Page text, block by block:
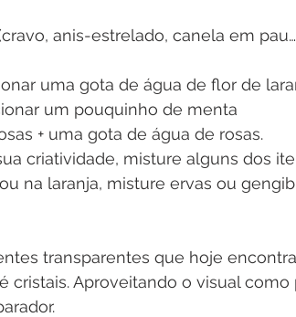
anis-estrelado, canela em
uma gota de água de flor de
um pouquinho de menta
+ uma gota de água de rosas.
criatividade, misture alguns dos
na laranja, misture ervas ou
transparentes que hoje
cristais. Aproveitando o visual